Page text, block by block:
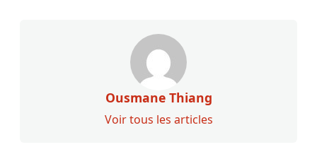
Ousmane Thiang
Voir tous les articles